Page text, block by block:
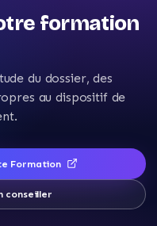
formation
du dossier, des
au dispositif de
Formation
conseiller